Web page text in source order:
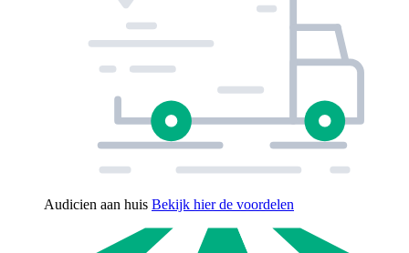
Audicien aan huis Bekijk hier de voordelen